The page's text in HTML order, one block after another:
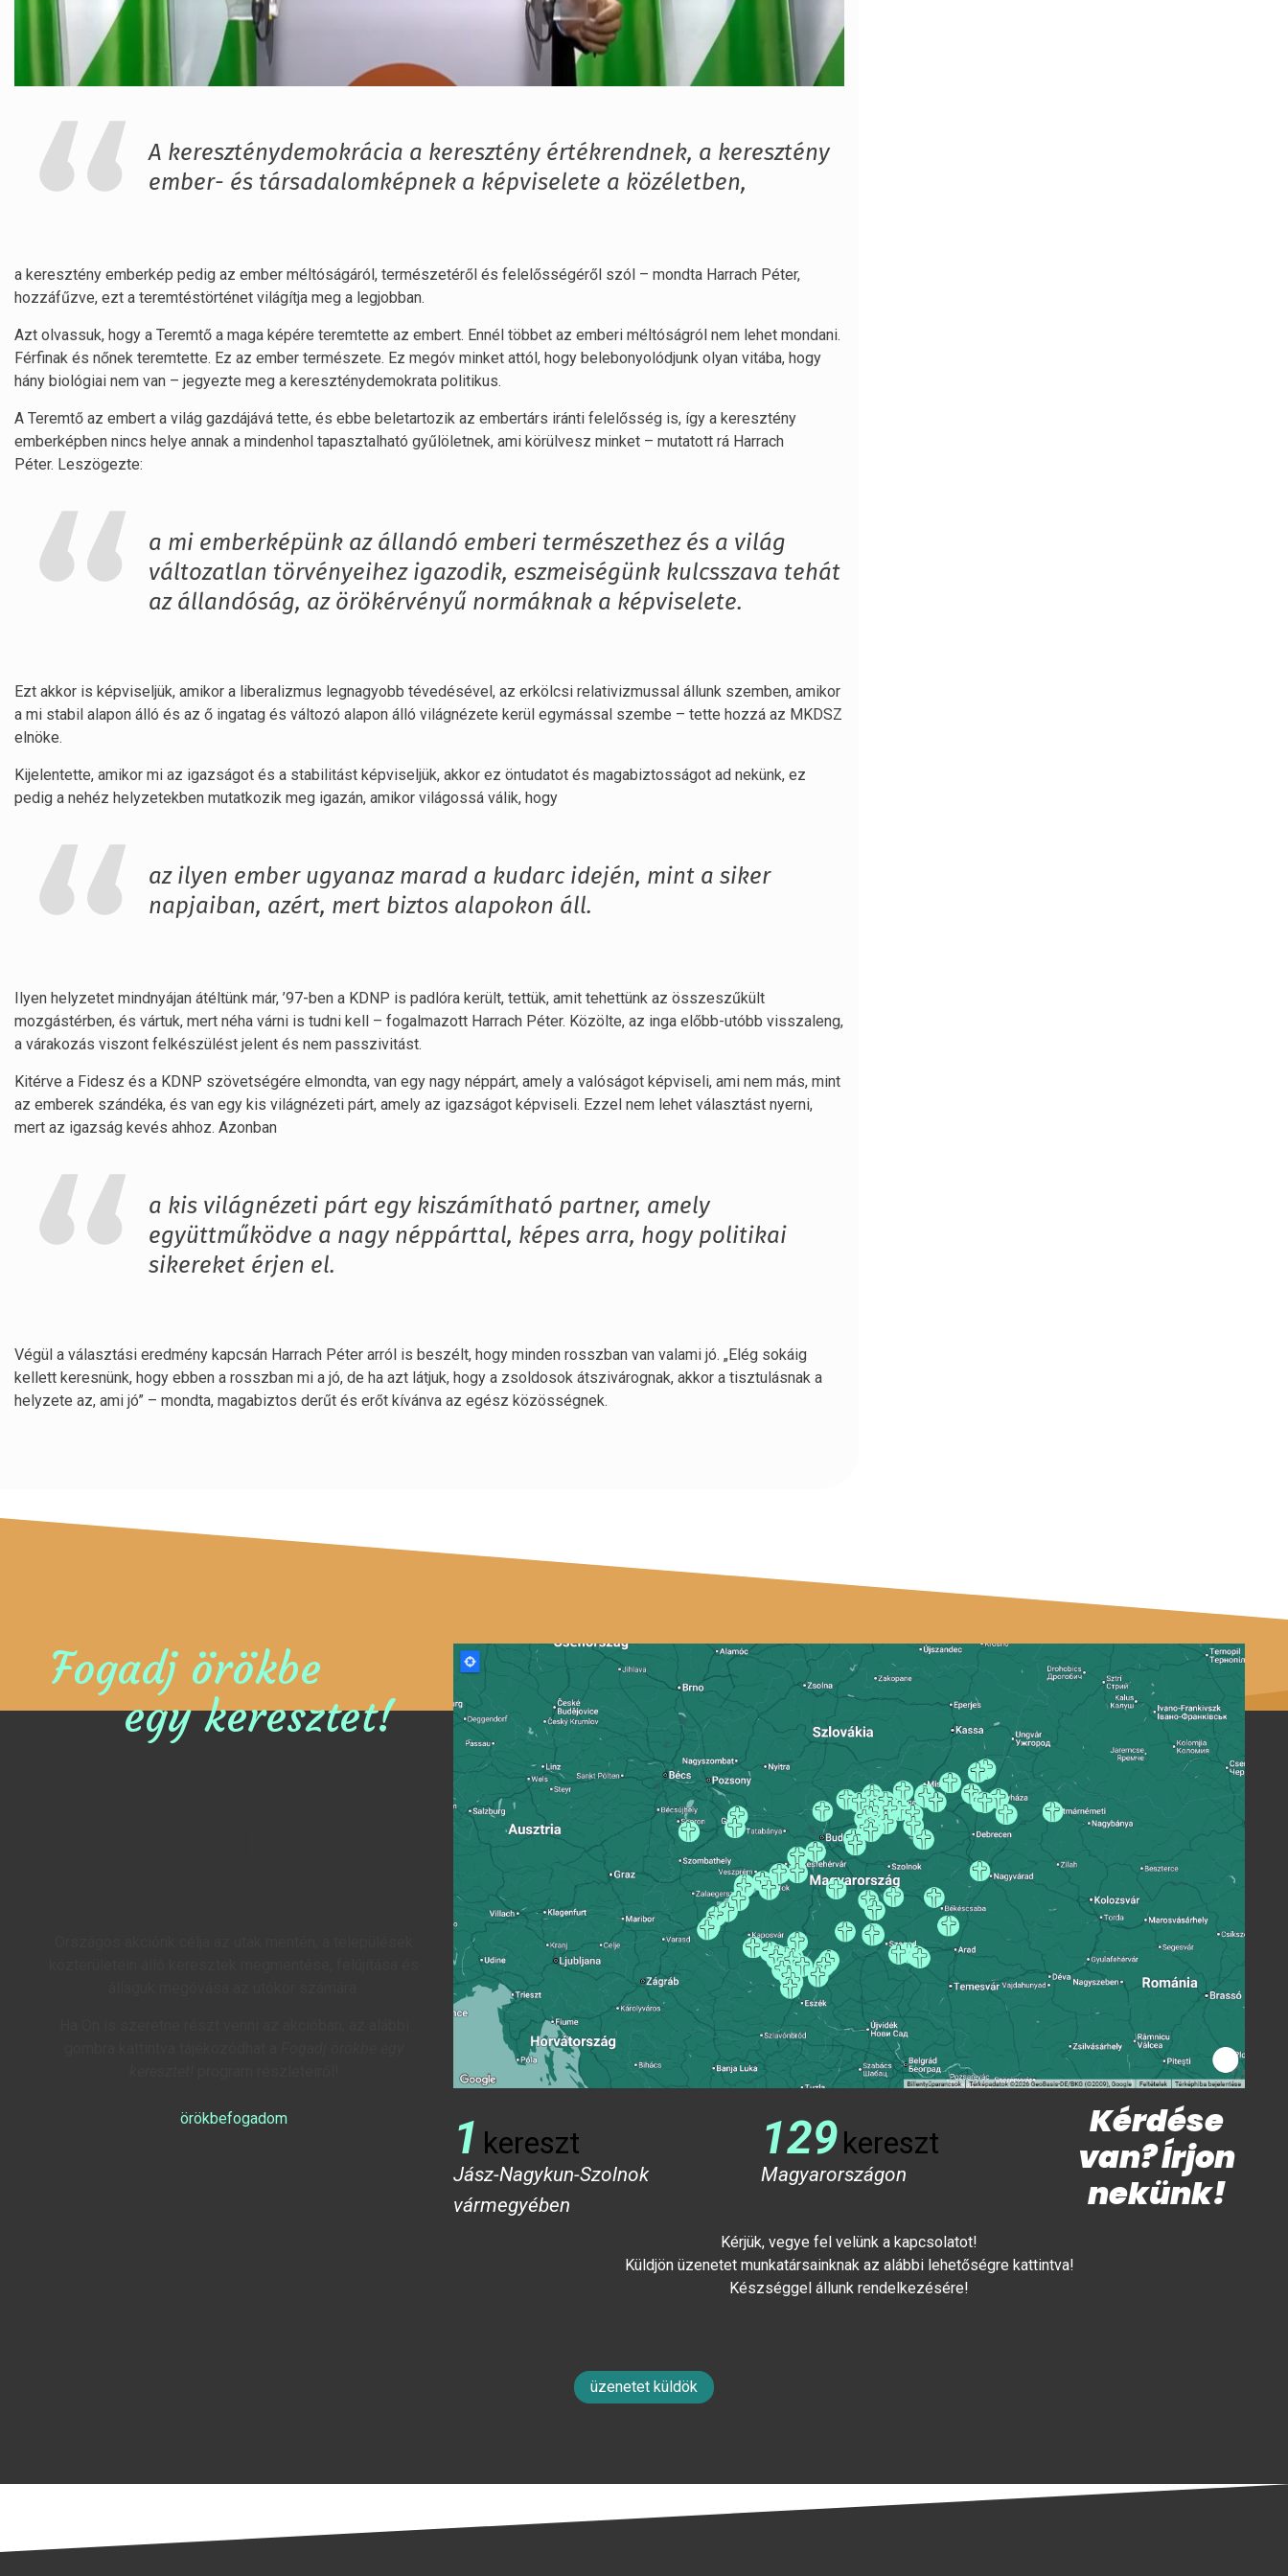
A kereszténydemokrácia a keresztény értékrendnek, a keresztény
ember- és társadalomképnek a képviselete a közéletben,
a keresztény emberkép pedig az ember méltóságáról, természetéről és felelősségéről szól – mondta Harrach Péter,
hozzáfűzve, ezt a teremtéstörténet világítja meg a legjobban.
Azt olvassuk, hogy a Teremtő a maga képére teremtette az embert. Ennél többet az emberi méltóságról nem lehet mondani.
Férfinak és nőnek teremtette. Ez az ember természete. Ez megóv minket attól, hogy belebonyolódjunk olyan vitába, hogy
hány biológiai nem van – jegyezte meg a kereszténydemokrata politikus.
A Teremtő az embert a világ gazdájává tette, és ebbe beletartozik az embertárs iránti felelősség is, így a keresztény
emberképben nincs helye annak a mindenhol tapasztalható gyűlöletnek, ami körülvesz minket – mutatott rá Harrach
Péter. Leszögezte:
a mi emberképünk az állandó emberi természethez és a világ
változatlan törvényeihez igazodik, eszmeiségünk kulcsszava tehát
az állandóság, az örökérvényű normáknak a képviselete.
Ezt akkor is képviseljük, amikor a liberalizmus legnagyobb tévedésével, az erkölcsi relativizmussal állunk szemben, amikor
a mi stabil alapon álló és az ő ingatag és változó alapon álló világnézete kerül egymással szembe – tette hozzá az MKDSZ
elnöke.
Kijelentette, amikor mi az igazságot és a stabilitást képviseljük, akkor ez öntudatot és magabiztosságot ad nekünk, ez
pedig a nehéz helyzetekben mutatkozik meg igazán, amikor világossá válik, hogy
az ilyen ember ugyanaz marad a kudarc idején, mint a siker
napjaiban, azért, mert biztos alapokon áll.
Ilyen helyzetet mindnyájan átéltünk már, ’97-ben a KDNP is padlóra került, tettük, amit tehettünk az összeszűkült
mozgástérben, és vártuk, mert néha várni is tudni kell – fogalmazott Harrach Péter. Közölte, az inga előbb-utóbb visszaleng,
a várakozás viszont felkészülést jelent és nem passzivitást.
Kitérve a Fidesz és a KDNP szövetségére elmondta, van egy nagy néppárt, amely a valóságot képviseli, ami nem más, mint
az emberek szándéka, és van egy kis világnézeti párt, amely az igazságot képviseli. Ezzel nem lehet választást nyerni,
mert az igazság kevés ahhoz. Azonban
a kis világnézeti párt egy kiszámítható partner, amely
együttműködve a nagy néppárttal, képes arra, hogy politikai
sikereket érjen el.
Végül a választási eredmény kapcsán Harrach Péter arról is beszélt, hogy minden rosszban van valami jó. „Elég sokáig
kellett keresnünk, hogy ebben a rosszban mi a jó, de ha azt látjuk, hogy a zsoldosok átszivárognak, akkor a tisztulásnak a
helyzete az, ami jó” – mondta, magabiztos derűt és erőt kívánva az egész közösségnek.
Fogadj örökbe
egy keresztet!
örökbefogadom 1 kereszt
Jász-Nagykun-Szolnok
vármegyében
129kereszt
Magyarországon
Kérdése
van? Írjon
nekünk!
Kérjük, vegye fel velünk a kapcsolatot!
Küldjön üzenetet munkatársainknak az alábbi lehetőségre kattintva!
Készséggel állunk rendelkezésére!
üzenetet küldök